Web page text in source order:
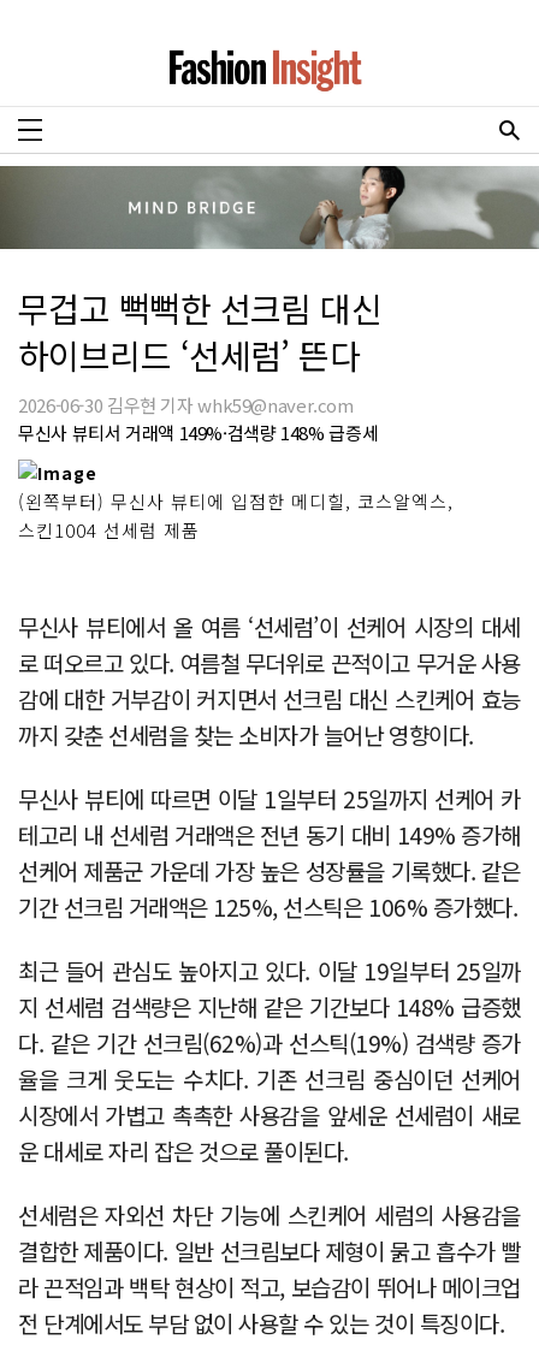
무겁고 뻑뻑한 선크림 대신
하이브리드 ‘선세럼’ 뜬다
2026-06-30 김우현 기자 whk59@naver.com
무신사 뷰티서 거래액 149%·검색량 148% 급증세
(왼쪽부터) 무신사 뷰티에 입점한 메디힐, 코스알엑스,
스킨1004 선세럼 제품
무신사 뷰티에서 올 여름 ‘선세럼’이 선케어 시장의 대세
로 떠오르고 있다. 여름철 무더위로 끈적이고 무거운 사용
감에 대한 거부감이 커지면서 선크림 대신 스킨케어 효능
까지 갖춘 선세럼을 찾는 소비자가 늘어난 영향이다.
무신사 뷰티에 따르면 이달 1일부터 25일까지 선케어 카
테고리 내 선세럼 거래액은 전년 동기 대비 149% 증가해
선케어 제품군 가운데 가장 높은 성장률을 기록했다. 같은
기간 선크림 거래액은 125%, 선스틱은 106% 증가했다.
최근 들어 관심도 높아지고 있다. 이달 19일부터 25일까
지 선세럼 검색량은 지난해 같은 기간보다 148% 급증했
다. 같은 기간 선크림(62%)과 선스틱(19%) 검색량 증가
율을 크게 웃도는 수치다. 기존 선크림 중심이던 선케어
시장에서 가볍고 촉촉한 사용감을 앞세운 선세럼이 새로
운 대세로 자리 잡은 것으로 풀이된다.
선세럼은 자외선 차단 기능에 스킨케어 세럼의 사용감을
결합한 제품이다. 일반 선크림보다 제형이 묽고 흡수가 빨
라 끈적임과 백탁 현상이 적고, 보습감이 뛰어나 메이크업
전 단계에서도 부담 없이 사용할 수 있는 것이 특징이다.